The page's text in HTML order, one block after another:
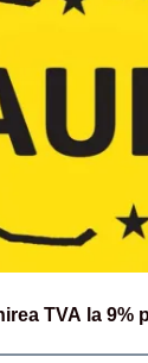
TVA la 9%